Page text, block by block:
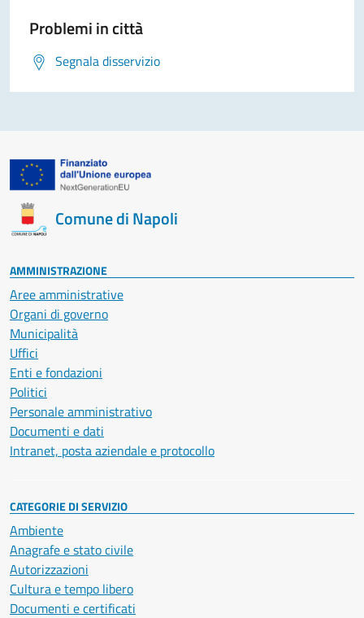
Problemi in città
Segnala disservizio
Comune di Napoli
AMMINISTRAZIONE
Aree amministrative
Organi di governo
Municipalità
Uffici
Enti e fondazioni
Politici
Personale amministrativo
Documenti e dati
Intranet, posta aziendale e protocollo
CATEGORIE DI SERVIZIO
Ambiente
Anagrafe e stato civile
Autorizzazioni
Cultura e tempo libero
Documenti e certificati